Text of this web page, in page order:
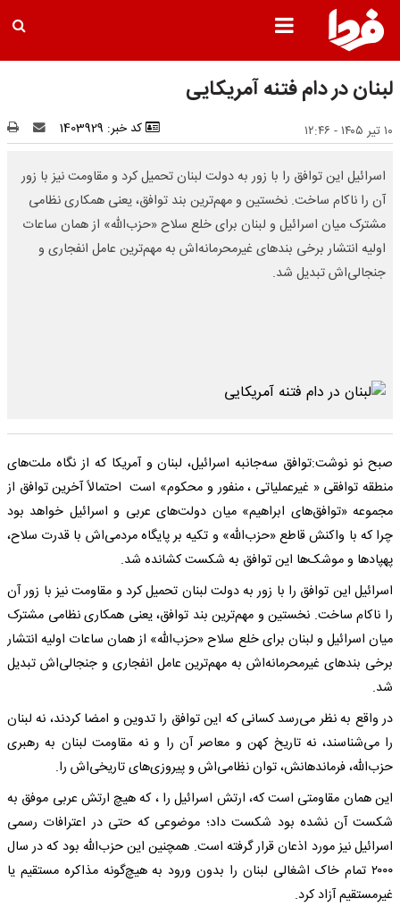
لبنان در دام فتنه آمریکایی
۱۰ تیر ۱۴۰۵ - ۱۲:۴۶ کد خبر: 1403929
اسرائیل این توافق را با زور به دولت لبنان تحمیل کرد و مقاومت نیز با زور
آن را ناکام ساخت. نخستین و مهم‌ترین بند توافق، یعنی همکاری نظامی
مشترک میان اسرائیل و لبنان برای خلع سلاح «حزب‌الله» از همان ساعات
اولیه انتشار برخی بندهای غیرمحرمانه‌اش به مهم‌ترین عامل انفجاری و
جنجالی‌اش تبدیل شد.
صبح نو نوشت:توافق سه‌جانبه اسرائیل، لبنان و آمریکا که از نگاه ملت‌های
منطقه توافقی « غیرعملیاتی ، منفور و محکوم» است احتمالاً آخرین توافق از
مجموعه «توافق‌های ابراهیم» میان دولت‌های عربی و اسرائیل خواهد بود
چرا که با واکنش قاطع «حزب‌الله» و تکیه بر پایگاه مردمی‌اش با قدرت سلاح،
پهپادها و موشک‌ها این توافق به شکست کشانده شد.
اسرائیل این توافق را با زور به دولت لبنان تحمیل کرد و مقاومت نیز با زور آن
را ناکام ساخت. نخستین و مهم‌ترین بند توافق، یعنی همکاری نظامی مشترک
میان اسرائیل و لبنان برای خلع سلاح «حزب‌الله» از همان ساعات اولیه انتشار
برخی بندهای غیرمحرمانه‌اش به مهم‌ترین عامل انفجاری و جنجالی‌اش تبدیل
شد.
در واقع به نظر می‌رسد کسانی که این توافق را تدوین و امضا کردند، نه لبنان
را می‌شناسند، نه تاریخ کهن و معاصر آن را و نه مقاومت لبنان به رهبری
حزب‌الله، فرماندهانش، توان نظامی‌اش و پیروزی‌های تاریخی‌اش را.
این همان مقاومتی است که، ارتش اسرائیل را ، که هیچ ارتش عربی موفق به
شکست آن نشده بود شکست داد؛ موضوعی که حتی در اعترافات رسمی
اسرائیل نیز مورد اذعان قرار گرفته است. همچنین این حزب‌الله بود که در سال
۲۰۰۰ تمام خاک اشغالی لبنان را بدون ورود به هیچ‌گونه مذاکره مستقیم یا
غیرمستقیم آزاد کرد.